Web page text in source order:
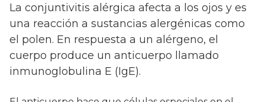
La conjuntivitis alérgica afecta a los ojos y es
una reacción a sustancias alergénicas como
el polen. En respuesta a un alérgeno, el
cuerpo produce un anticuerpo llamado
inmunoglobulina E (IgE).